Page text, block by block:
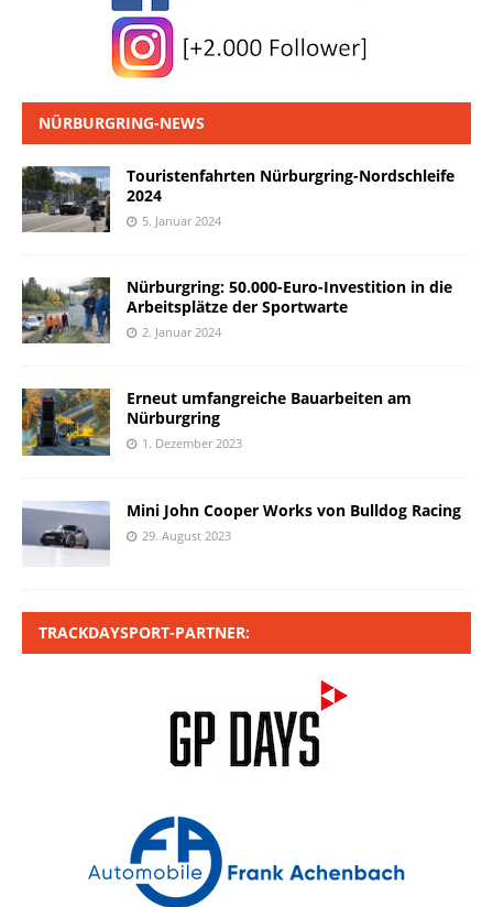
NÜRBURGRING-NEWS
Touristenfahrten Nürburgring-Nordschleife
2024
5. Januar 2024
Nürburgring: 50.000-Euro-Investition in die
Arbeitsplätze der Sportwarte
2. Januar 2024
Erneut umfangreiche Bauarbeiten am
Nürburgring
1. Dezember 2023
Mini John Cooper Works von Bulldog Racing
29. August 2023
TRACKDAYSPORT-PARTNER: